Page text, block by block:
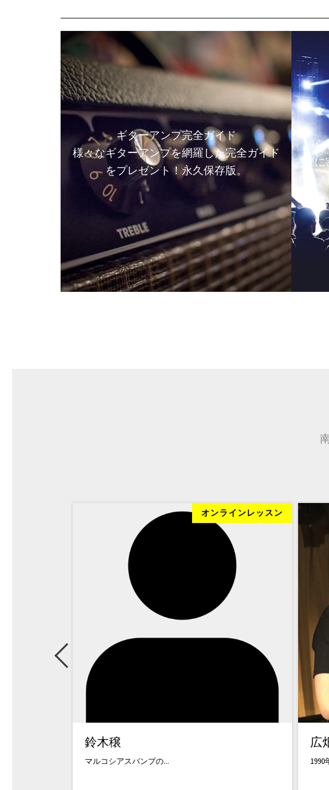
ギターアンプ完全ガイド
様々なギターアンプを網羅した完全ガイド
をプレゼント！永久保存版。
知ら
側
オンラインレッスン
鈴木穣
マルコシアスバンプの...
広
1990